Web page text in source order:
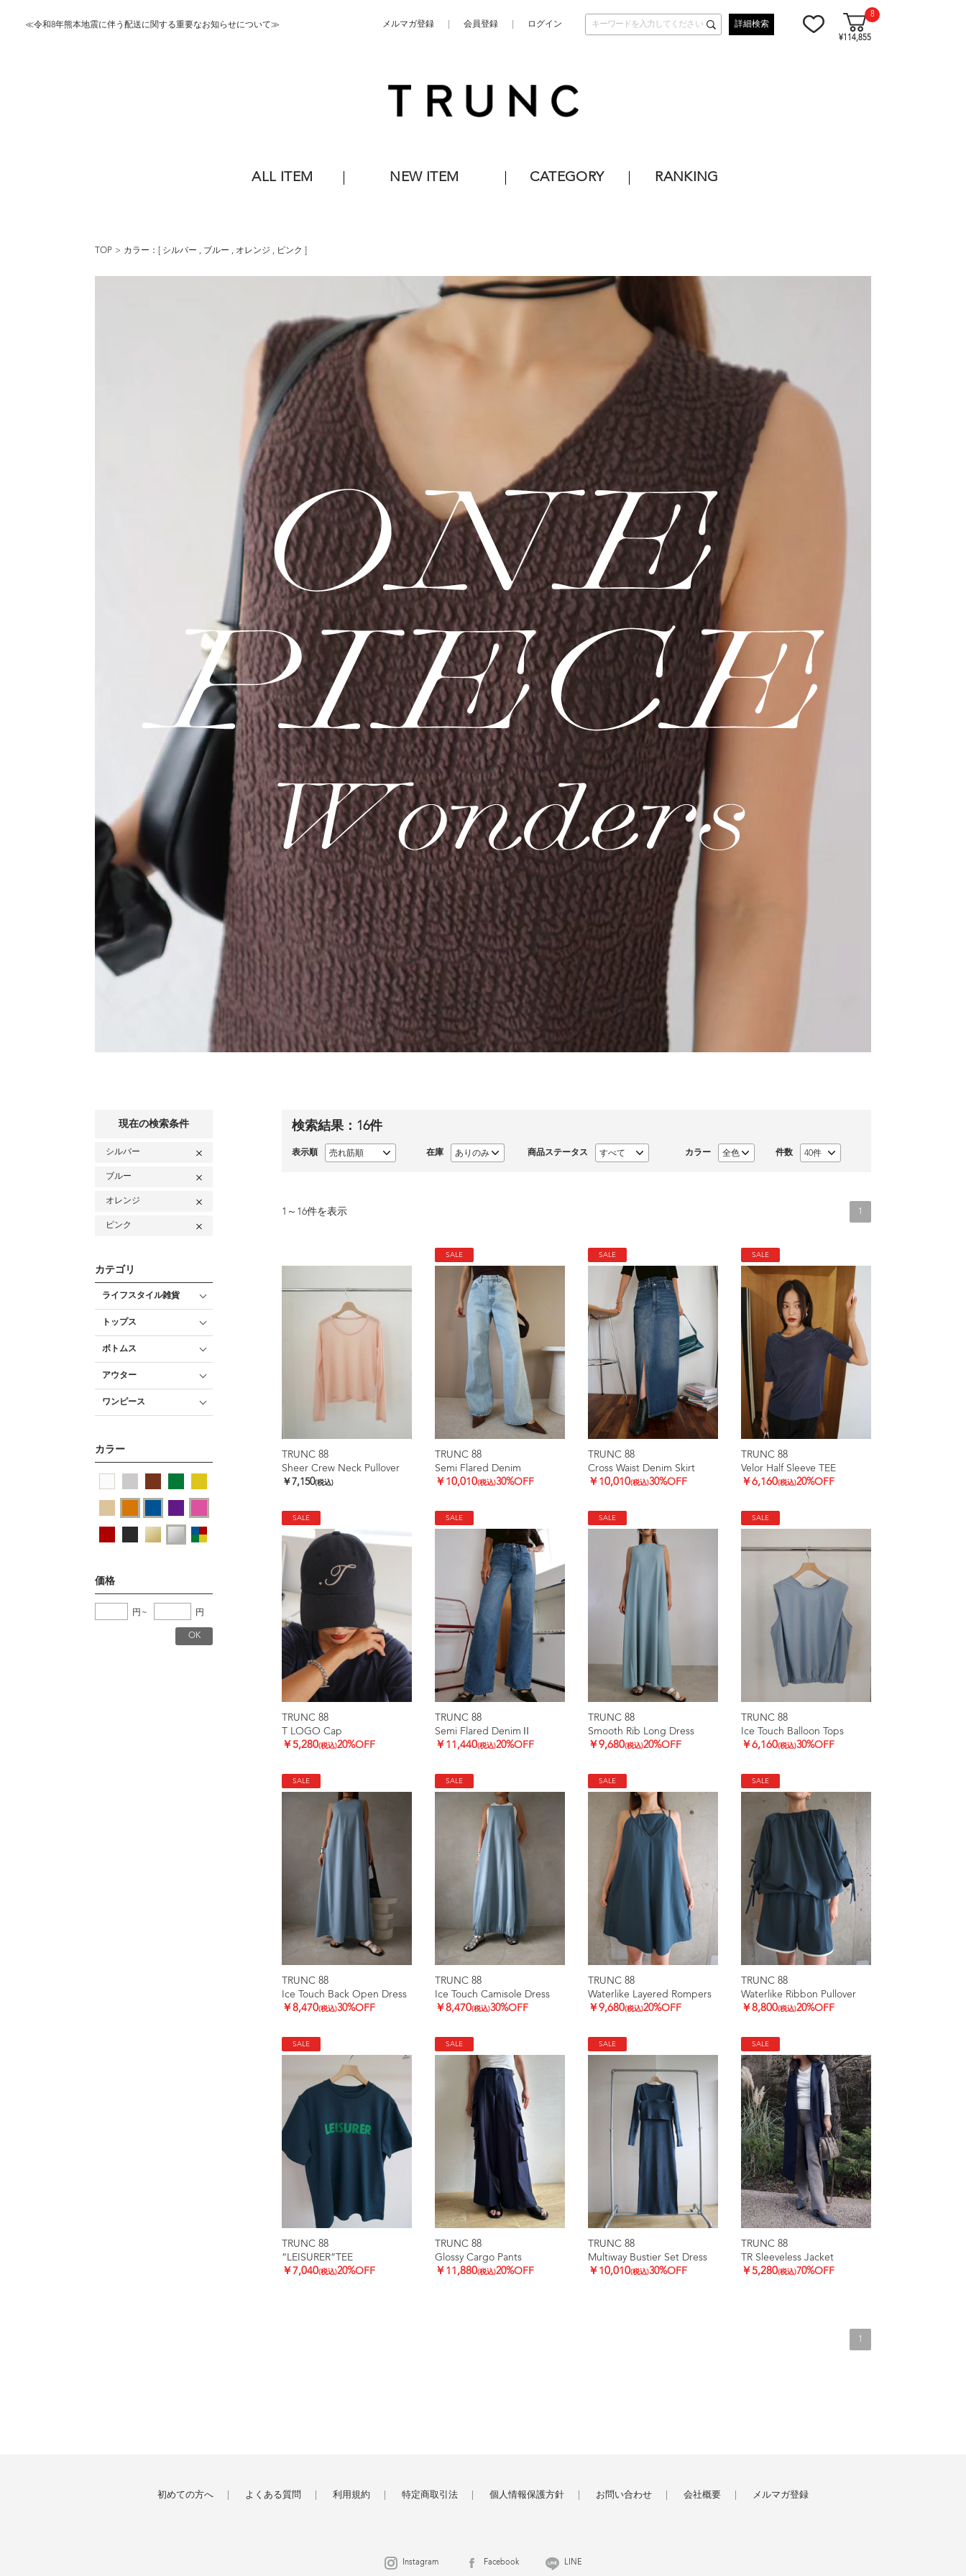
≪令和8年熊本地震に伴う配送に関する重要なお知らせについて≫ メルマガ登録 会員登録 ログイン 詳細検索
8
¥114,855
ALL ITEM NEW ITEM CATEGORY RANKING
TOP カラー：[ シルバー , ブルー , オレンジ , ピンク
現在の検索条件
シルバー
ブルー
オレンジ
ピンク
カテゴリ
ライフスタイル雑貨
トップス
ボトムス
アウター
ワンピース
カラー
価格
円 ~ 円
検索結果： 16件
表示順 在庫 商品ステータス カラー 件数
1 ～ 16件を表示 1
TRUNC 88
Sheer Crew Neck Pullover
￥7,150(税込)
SALE
TRUNC 88
Semi Flared Denim
￥10,010(税込)30%OFF
SALE
TRUNC 88
Cross Waist Denim Skirt
￥10,010(税込)30%OFF
SALE
TRUNC 88
Velor Half Sleeve TEE
￥6,160(税込)20%OFF
SALE
TRUNC 88
T LOGO Cap
￥5,280(税込)20%OFF
SALE
TRUNC 88
Semi Flared DenimⅡ
￥11,440(税込)20%OFF
SALE
TRUNC 88
Smooth Rib Long Dress
￥9,680(税込)20%OFF
SALE
TRUNC 88
Ice Touch Balloon Tops
￥6,160(税込)30%OFF
SALE
TRUNC 88
Ice Touch Back Open Dress
￥8,470(税込)30%OFF
SALE
TRUNC 88
Ice Touch Camisole Dress
￥8,470(税込)30%OFF
SALE
TRUNC 88
Waterlike Layered Rompers
￥9,680(税込)20%OFF
SALE
TRUNC 88
Waterlike Ribbon Pullover
￥8,800(税込)20%OFF
SALE
TRUNC 88
”LEISURER”TEE
￥7,040(税込)20%OFF
SALE
TRUNC 88
Glossy Cargo Pants
￥11,880(税込)20%OFF
SALE
TRUNC 88
Multiway Bustier Set Dress
￥10,010(税込)30%OFF
SALE
TRUNC 88
TR Sleeveless Jacket
￥5,280(税込)70%OFF
1
初めての方へ よくある質問 利用規約 特定商取引法 個人情報保護方針 お問い合わせ 会社概要 メルマガ登録
Instagram Facebook LINE